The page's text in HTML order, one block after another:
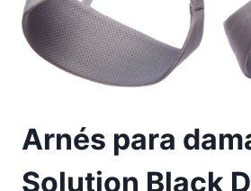
Arnés para
Solution Black